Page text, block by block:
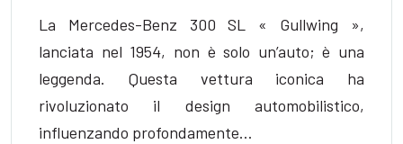
La Mercedes-Benz 300 SL « Gullwing »,
lanciata nel 1954, non è solo un’auto; è una
leggenda. Questa vettura iconica ha
rivoluzionato il design automobilistico,
influenzando profondamente…